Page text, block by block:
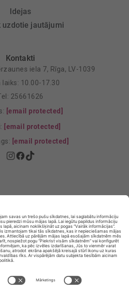
Idejas
uzdotie jautājumi
Kontakti
iela 7, Rīga, LV-1039
laiks: 10.00-17.30
25661626
[email protected]
[email protected]
[email protected]
Iestatījumi
noteikumi